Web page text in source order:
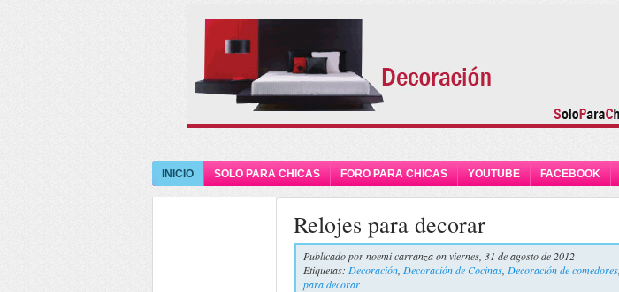
INICIO SOLO PARA CHICAS FORO PARA CHICAS YOUTUBE FACEBOOK
Relojes para decorar
Publicado pornoemi carranzaon viernes, 31 de agosto de 2012
Etiquetas: Decoración Decoración de Cocinas Decoración de comedores
para decorar